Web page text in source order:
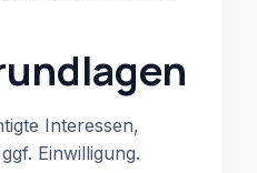
Interessen,
Einwilligung.